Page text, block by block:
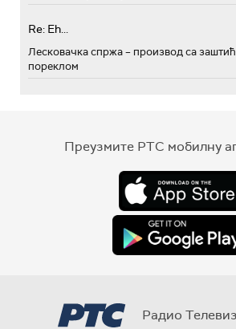
Re: Eh...
Лесковачка спржа – производ са
пореклом
Преузмите РТС мобилну
Радио